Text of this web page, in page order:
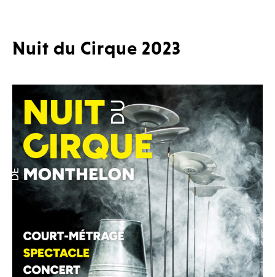
Nuit du Cirque 2023